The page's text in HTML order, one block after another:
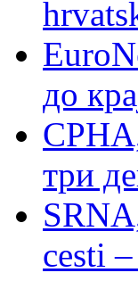
до
СРНА,
три
cesti